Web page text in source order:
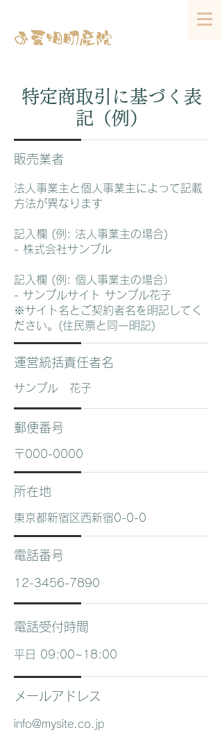
特定商取引に基づく表
記（例）
販売業者
法人事業主と個人事業主によって記載
方法が異なります
記入欄 (例: 法人事業主の場合)
- 株式会社サンプル
記入欄 (例: 個人事業主の場合）
- サンプルサイト サンプル花子
※サイト名とご契約者名を明記してく
ださい。(住民票と同一明記)
運営統括責任者名
サンプル 花子
郵便番号
〒000-0000
所在地
東京都新宿区西新宿0-0-0
電話番号
12-3456-7890
電話受付時間
平日 09:00~18:00
メールアドレス
info@mysite.co.jp